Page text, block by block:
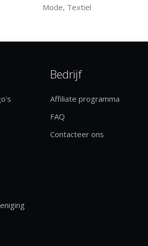
Mode, Textiel
Bedrijf
Affiliate programma
FAQ
Contacteer ons